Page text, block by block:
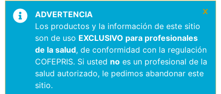
ADVERTENCIA
Los productos y la información de este sitio
son de uso EXCLUSIVO para profesionales
de la salud, de conformidad con la regulación
COFEPRIS. Si usted no es un profesional de la
salud autorizado, le pedimos abandonar este
sitio.
×